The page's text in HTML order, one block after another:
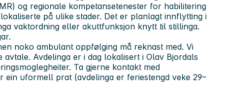
og regionale kompetansetenester for habilitering
på ulike stader. Det er planlagt innflytting i
vaktordning eller akuttfunksjon knytt til stillinga.
noko ambulant oppfølging må reknast med. Vi
Avdelinga er i dag lokalisert i Olav Bjordals
Ta gjerne kontakt med
ein uformell prat (avdelinga er feriestengd veke 29–